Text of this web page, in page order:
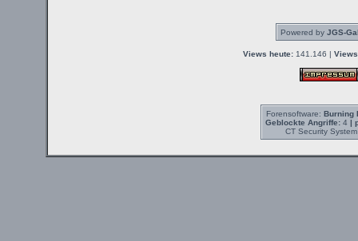
Powered by JGS-
Views heute: 141.146 |
Forensoftware: Burning
Geblockte Angriffe:4 |
CT Security